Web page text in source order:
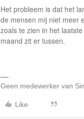
Het probleem is dat het
de mensen mij niet meer
zoals te zien in het
maand zit er tussen.
Geen medewerker van
Like